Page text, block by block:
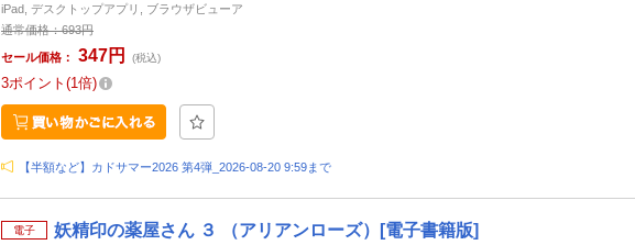
iPad, デスクトップアプリ, ブラウザビューア
通常価格：693円
セール価格： 347円 (税込)
3ポイント 1倍
【半額など】カドサマー2026 第4弾_2026-08-20 9:59まで
電子 妖精印の薬屋さん ３ （アリアンローズ）[電子書籍版]